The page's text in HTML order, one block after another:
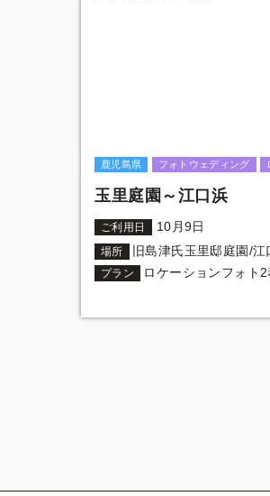
鹿児島県 フォトウェディング
玉里庭園～江口浜
ご利用日 10月9日
場所 旧島津氏玉里邸庭園/江
プラン ロケーションフォト2